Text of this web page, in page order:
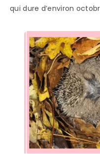
qui dure d’environ